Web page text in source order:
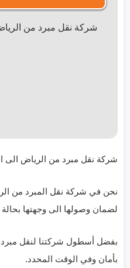
شركة نقل مبرد من
شركة نقل مبرد من الرياض الى
نحن في شركة نقل المبرد من
لضمان وصولها الى وجهتها بحالة
بفضل أسطول شركتنا لنقل مبرد
بأمان وفي الوقت المحدد.